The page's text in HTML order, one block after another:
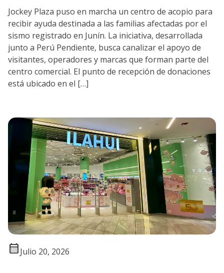
Jockey Plaza puso en marcha un centro de acopio para
recibir ayuda destinada a las familias afectadas por el
sismo registrado en Junín. La iniciativa, desarrollada
junto a Perú Pendiente, busca canalizar el apoyo de
visitantes, operadores y marcas que forman parte del
centro comercial. El punto de recepción de donaciones
está ubicado en el […]
calendar_monthJulio 20, 2026